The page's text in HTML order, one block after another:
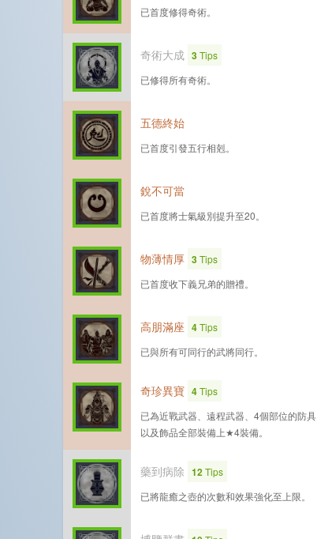
已首度修得奇術。
奇術大成 3Tips
已修得所有奇術。
五德終始
已首度引發五行相剋。
銳不可當
已首度將士氣級別提升至20。
物薄情厚 3Tips
已首度收下義兄弟的贈禮。
高朋滿座 4Tips
已與所有可同行的武將同行。
奇珍異寶 4Tips
已為近戰武器、遠程武器、4個部位的防具
以及飾品全部裝備上★4裝備。
藥到病除 12Tips
已將龍癒之壺的次數和效果強化至上限。